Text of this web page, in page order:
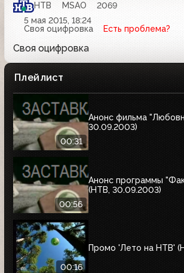
НТВ MSAO
2069
5 мая 2015, 18:24
Своя оцифровка
Есть проблема?
Своя оцифровка
Плейлист
00:31
Анонс фильма
30.09.2003)
00:56
Анонс программы
(НТВ, 30.09.2003)
00:16
Промо 'Лето на НТВ'